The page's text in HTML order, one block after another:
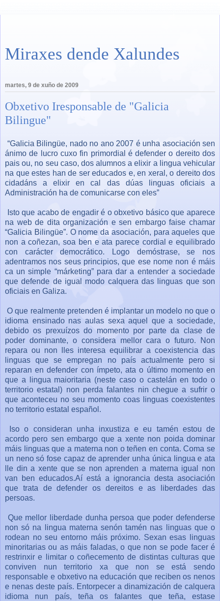
Miraxes dende Xalundes
martes, 9 de xuño de 2009
Obxetivo Iresponsable de "Galicia
Bilingue"
“Galicia Bilingüe, nado no ano 2007 é unha asociación sen
ánimo de lucro cuxo fin primordial é defender o dereito dos
pais ou, no seu caso, dos alumnos a elixir a lingua vehicular
na que estes han de ser educados e, en xeral, o dereito dos
cidadáns a elixir en cal das dúas linguas oficiais a
Administración ha de comunicarse con eles”
Isto que acabo de engadir é o obxetivo básico que aparece
na web de dita organización e sen embargo faise chamar
“Galicia Bilingüe”. O nome da asociación, para aqueles que
non a coñezan, soa ben e ata parece cordial e equilibrado
con carácter democrático. Logo demóstrase, se nos
adentramos nos seus principios, que ese nome non é máis
ca un simple “márketing” para dar a entender a sociedade
que defende de igual modo calquera das linguas que son
oficiais en Galiza.
O que realmente pretenden é implantar un modelo no que o
idioma ensinado nas aulas sexa aquel que a sociedade,
debido os prexuízos do momento por parte da clase de
poder dominante, o considera mellor cara o futuro. Non
repara ou non lles interesa equilibrar a coexistencia das
linguas que se empregan no país actualmente pero si
reparan en defender con ímpeto, ata o último momento en
que a lingua maioritaria (neste caso o castelán en todo o
territorio estatal) non perda falantes nin chegue a sufrir o
que aconteceu no seu momento coas linguas coexistentes
no territorio estatal español.
Iso o consideran unha inxustiza e eu tamén estou de
acordo pero sen embargo que a xente non poida dominar
máis linguas que a materna non o teñen en conta. Coma se
un neno só fose capaz de aprender unha única lingua e ata
lle din a xente que se non aprenden a materna igual non
van ben educados.Aí está a ignorancia desta asociación
que trata de defender os dereitos e as liberdades das
persoas.
Que mellor liberdade dunha persoa que poder defenderse
non só na lingua materna senón tamén nas linguas que o
rodean no seu entorno máis próximo. Sexan esas linguas
minoritarias ou as máis faladas, o que non se pode facer é
restrinxir e limitar o coñecemento de distintas culturas que
conviven nun territorio xa que non se está sendo
responsable e obxetivo na educación que reciben os nenos
e nenas deste país. Entorpecer a dinamización de calquera
idioma nun país, teña os falantes que teña, estase